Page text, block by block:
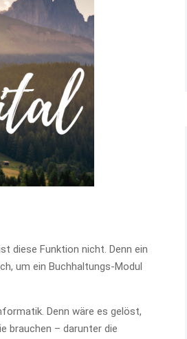
diese Funktion nicht. Denn ein
um ein Buchhaltungs-Modul
Denn wäre es gelöst,
brauchen – darunter die